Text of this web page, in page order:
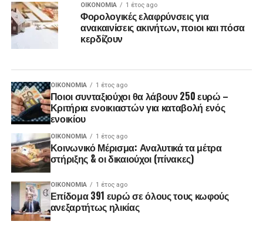
ΟΙΚΟΝΟΜΊΑ 1 έτος ago
Φορολογικές ελαφρύνσεις για
ανακαινίσεις ακινήτων, ποιοι και πόσα
κερδίζουν
ΟΙΚΟΝΟΜΊΑ 1 έτος ago
Ποιοι συνταξιούχοι θα λάβουν 250 ευρώ –
Κριτήρια ενοικιαστών για καταβολή ενός
ενοικίου
ΟΙΚΟΝΟΜΊΑ 1 έτος ago
Κοινωνικό Μέρισμα: Αναλυτικά τα μέτρα
στήριξης & οι δικαιούχοι (πίνακες)
ΟΙΚΟΝΟΜΊΑ 1 έτος ago
Επίδομα 391 ευρώ σε όλους τους κωφούς
ανεξαρτήτως ηλικίας